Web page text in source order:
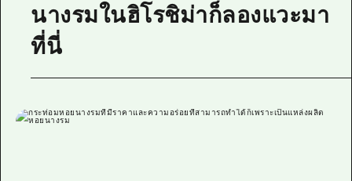
นางรมในฮิโรชิม่าก็ลองแวะมา
ที่นี่